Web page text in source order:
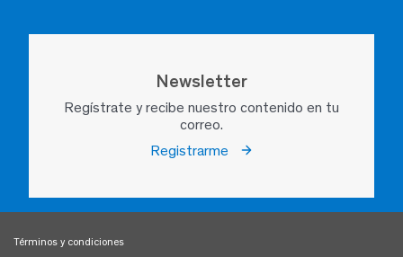
Newsletter
Regístrate y recibe nuestro contenido en tu
correo.
Registrarme
Términos y condiciones